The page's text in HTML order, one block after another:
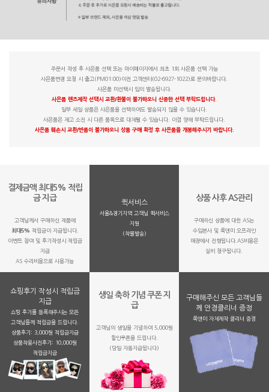
주문서 작성 후 사은품 선택 또는 마이페이지에서 최초 1회 사은품 선택 가능
사은품변경 요청 시 출고(PM01:00)이전 고객센터(02-6927-1022)로 문의바랍니다.
사은품 미선택시 임의 발송됩니다.
사은품 렌즈제작 선택시 교환/환불이 불가하오니 신중한 선택 부탁드립니다.
일부 세일 상품은 사은품을 선택하여도 발송되지 않을 수 있습니다.
사은품은 재고 소진 시 다른 품목으로 대체될 수 있습니다. 이점 양해 부탁드립니다.
사은품 훼손시 교환/반품이 불가하오니 상품 구매 확정 후 사은품을 개봉해주시기 바랍니다.
결제금액 최대5% 적립
금 지급
고객님께서 구매하신 제품에
최대5% 적립금이 지급됩니다.
이벤트 참여 및 후기작성시 적립금
지급
AS 수리비용으로 사용가능
퀵서비스
서울&경기지역 고객님 퀵서비스
지원
(착불발송)
상품 사후 AS관리
구매하신 상품에 대한 AS는
수입본사 및 룩앤미 오프라인
매장에서 진행됩니다.AS비용은
실비 청구됩니다.
쇼핑후기 작성시 적립금
지급
쇼핑 후기를 등록해주시는 모든
고객님들께 적립금을 드립니다.
상품후기: 3,000원 적립금지급
상품착용사진후기: 10,000원
적립금지금
생일 축하 기념 쿠폰 지
급
고객님의 생일을 기념하여 5,000원
할인쿠폰을 드립니다.
(당일 자동지급됩니다)
구매해주신 모든 고객님들
께 안경클리너 증정
룩앤미 자체제작 클리너 증정